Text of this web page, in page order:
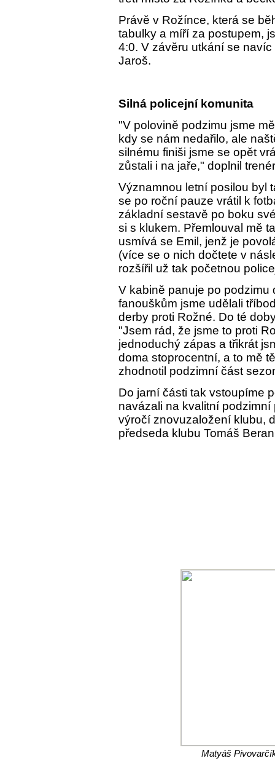
Právě v Rožínce, která se
tabulky a míří za postupem,
4:0. V závěru utkání se
Jaroš.
Silná policejní komunita
"V polovině podzimu jsme
kdy se nám nedařilo, ale
silnému finiši jsme se opět
zůstali i na jaře," doplnil
Významnou letní posilou byl
se po roční pauze vrátil k
základní sestavě po boku
si s klukem. Přemlouval mě
usmívá se Emil, jenž je
(více se o nich dočtete v
rozšířil už tak početnou
V kabině panuje po
fanouškům jsme udělali
derby proti Rožné. Do té
"Jsem rád, že jsme to proti
jednoduchý zápas a třikrát
doma stoprocentní, a to mě
zhodnotil podzimní část
Do jarní části tak vstoupíme
navázali na kvalitní
výročí znovuzaložení klubu,
předseda klubu Tomáš
Matyáš